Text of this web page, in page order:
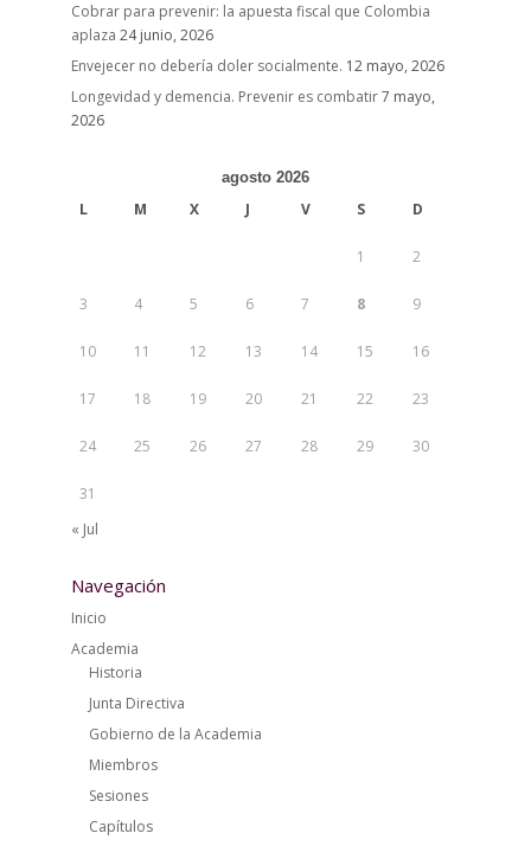
Cobrar para prevenir: la apuesta fiscal que Colombia
aplaza 24 junio, 2026
Envejecer no debería doler socialmente. 12 mayo, 2026
Longevidad y demencia. Prevenir es combatir7 mayo,
2026
agosto 2026
L M X J V S D
1 2
3 4 5 6 7 8 9
10 11 12 13 14 15 16
17 18 19 20 21 22 23
24 25 26 27 28 29 30
31
« Jul
Navegación
Inicio
Academia
Historia
Junta Directiva
Gobierno de la Academia
Miembros
Sesiones
Capítulos